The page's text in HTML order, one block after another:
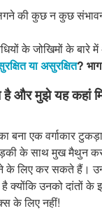
की कुछ न कुछ
के जोखिमों के बारे
या असुरक्षित?
है और मुझे यह कहां
बना एक वर्गाकार
के साथ मुख मैथुन
के लिए कर सकते हैं।
क्योंकि उनको दांतों के
के लिए नहीं!